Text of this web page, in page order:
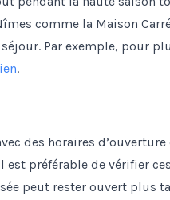
comme la Maison
Par exemple, pour
.
des horaires
est préférable de vérifier
peut rester ouvert plus